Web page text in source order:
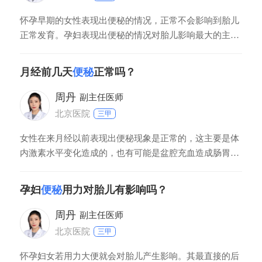
怀孕早期的女性表现出便秘的情况，正常不会影响到胎儿
正常发育。孕妇表现出便秘的情况对胎儿影响最大的主要
增加，此时孕妇用力排便的话就有可能会对子宫产生压
迫，这样就有发生先兆流产的危害。
月经前几天便秘正常吗？
周丹 副主任医师
北京医院
三甲
女性在来月经以前表现出便秘现象是正常的，这主要是体
内激素水平变化造成的，也有可能是盆腔充血造成肠胃蠕
解，平时也要多喝温开水，如果表现出了排便费力的情
况，可以在医生的指导下应用开塞露。
孕妇便秘用力对胎儿有影响吗？
周丹 副主任医师
北京医院
三甲
怀孕妇女若用力大便就会对胎儿产生影响。其最直接的后